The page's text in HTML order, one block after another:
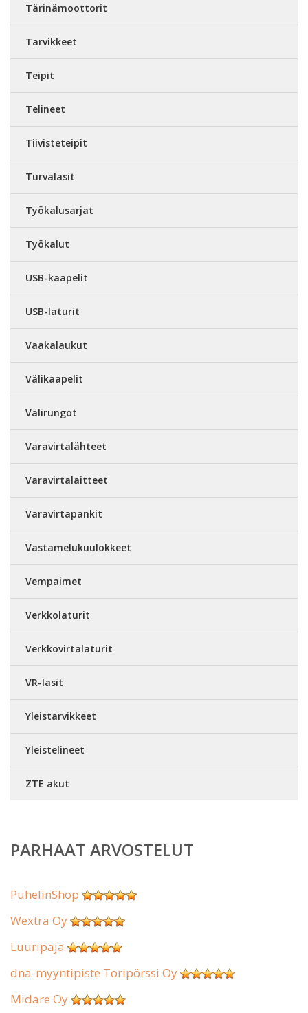
Tärinämoottorit
Tarvikkeet
Teipit
Telineet
Tiivisteteipit
Turvalasit
Työkalusarjat
Työkalut
USB-kaapelit
USB-laturit
Vaakalaukut
Välikaapelit
Välirungot
Varavirtalähteet
Varavirtalaitteet
Varavirtapankit
Vastamelukuulokkeet
Vempaimet
Verkkolaturit
Verkkovirtalaturit
VR-lasit
Yleistarvikkeet
Yleistelineet
ZTE akut
PARHAAT ARVOSTELUT
PuhelinShop
Wextra Oy
Luuripaja
dna-myyntipiste Toripörssi Oy
Midare Oy